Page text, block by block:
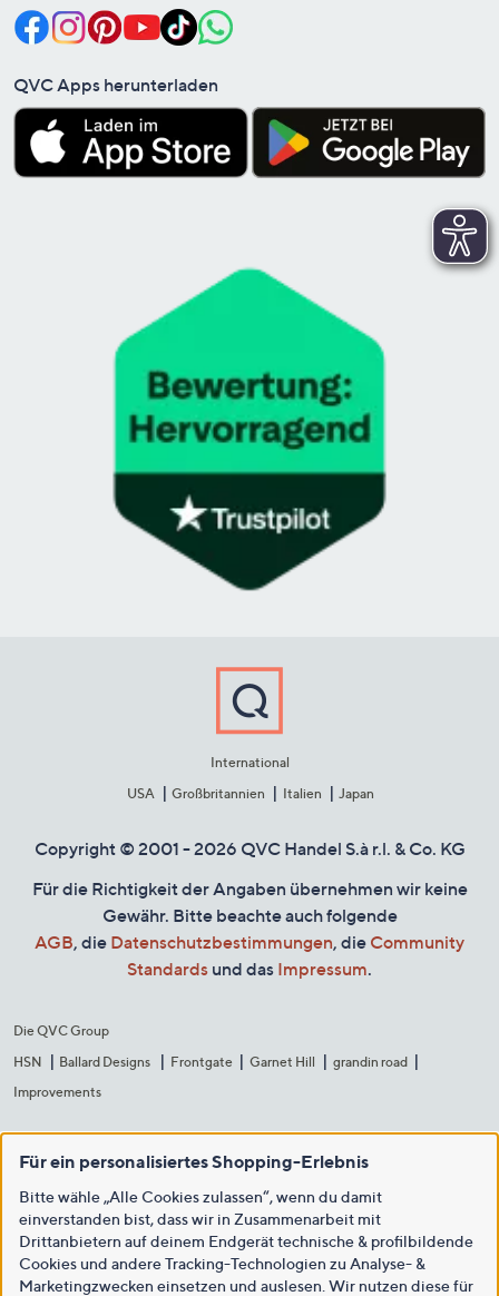
QVC Apps herunterladen
International
USA
Großbritannien Italien Japan
Copyright © 2001 - 2026 QVC Handel S.à r.l. & Co. KG
Für die Richtigkeit der Angaben übernehmen wir keine
Gewähr. Bitte beachte auch folgende
AGB, die Datenschutzbestimmungen, die Community
Standards und das Impressum.
Die QVC Group
HSN
Ballard Designs Frontgate Garnet Hill
grandin road
Improvements
Für ein personalisiertes Shopping-Erlebnis
Bitte wähle „Alle Cookies zulassen“, wenn du damit
einverstanden bist, dass wir in Zusammenarbeit mit
Drittanbietern auf deinem Endgerät technische & profilbildende
Cookies und andere Tracking-Technologien zu Analyse- &
Marketingzwecken einsetzen und auslesen. Wir nutzen diese für